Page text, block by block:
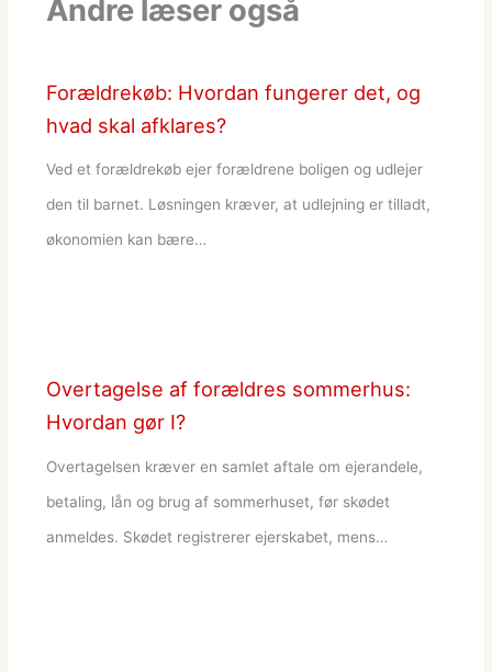
Andre læser også
Forældrekøb: Hvordan fungerer det, og
hvad skal afklares?
Ved et forældrekøb ejer forældrene boligen og udlejer
den til barnet. Løsningen kræver, at udlejning er tilladt,
økonomien kan bære…
Overtagelse af forældres sommerhus:
Hvordan gør I?
Overtagelsen kræver en samlet aftale om ejerandele,
betaling, lån og brug af sommerhuset, før skødet
anmeldes. Skødet registrerer ejerskabet, mens…